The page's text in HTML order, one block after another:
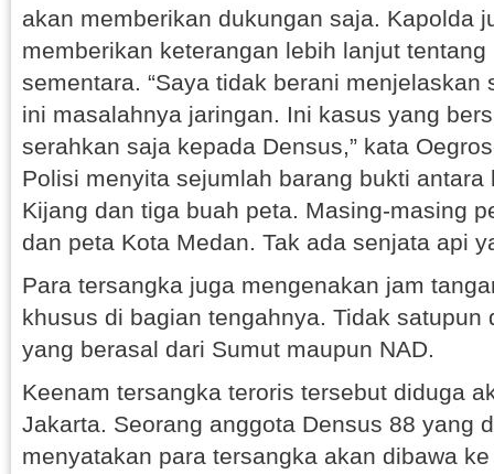
akan memberikan dukungan saja. Kapolda
memberikan keterangan lebih lanjut
sementara. “Saya tidak berani menjelaskan
ini masalahnya jaringan. Ini kasus yang
serahkan saja kepada Densus,” kata
Polisi menyita sejumlah barang bukti
Kijang dan tiga buah peta. Masing-masing
dan peta Kota Medan. Tak ada senjata api
Para tersangka juga mengenakan jam
khusus di bagian tengahnya. Tidak satupun
yang berasal dari Sumut maupun NAD.
Keenam tersangka teroris tersebut diduga
Jakarta. Seorang anggota Densus 88 yang
menyatakan para tersangka akan dibawa ke